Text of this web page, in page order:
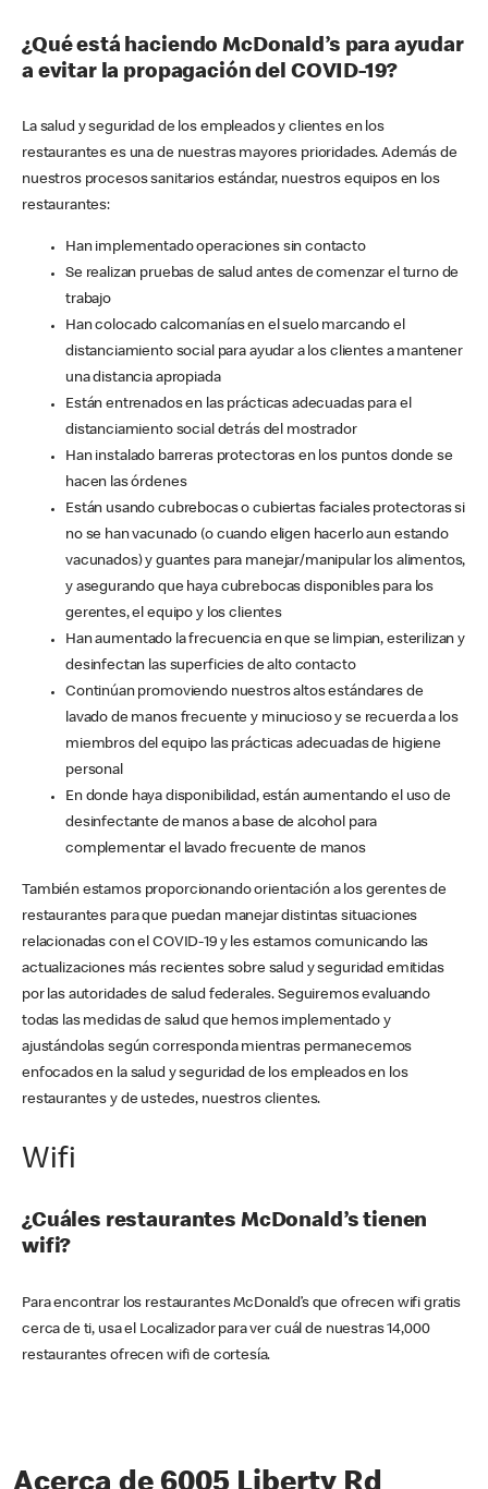
¿Qué está haciendo McDonald’s para ayudar
a evitar la propagación del COVID-19?
La salud y seguridad de los empleados y clientes en los
restaurantes es una de nuestras mayores prioridades. Además de
nuestros procesos sanitarios estándar, nuestros equipos en los
restaurantes:
Han implementado operaciones sin contacto
Se realizan pruebas de salud antes de comenzar el turno de
trabajo
Han colocado calcomanías en el suelo marcando el
distanciamiento social para ayudar a los clientes a mantener
una distancia apropiada
Están entrenados en las prácticas adecuadas para el
distanciamiento social detrás del mostrador
Han instalado barreras protectoras en los puntos donde se
hacen las órdenes
Están usando cubrebocas o cubiertas faciales protectoras si
no se han vacunado (o cuando eligen hacerlo aun estando
vacunados) y guantes para manejar/manipular los alimentos,
y asegurando que haya cubrebocas disponibles para los
gerentes, el equipo y los clientes
Han aumentado la frecuencia en que se limpian, esterilizan y
desinfectan las superficies de alto contacto
Continúan promoviendo nuestros altos estándares de
lavado de manos frecuente y minucioso y se recuerda a los
miembros del equipo las prácticas adecuadas de higiene
personal
En donde haya disponibilidad, están aumentando el uso de
desinfectante de manos a base de alcohol para
complementar el lavado frecuente de manos
También estamos proporcionando orientación a los gerentes de
restaurantes para que puedan manejar distintas situaciones
relacionadas con el COVID-19 y les estamos comunicando las
actualizaciones más recientes sobre salud y seguridad emitidas
por las autoridades de salud federales. Seguiremos evaluando
todas las medidas de salud que hemos implementado y
ajustándolas según corresponda mientras permanecemos
enfocados en la salud y seguridad de los empleados en los
restaurantes y de ustedes, nuestros clientes.
Wifi
¿Cuáles restaurantes McDonald’s tienen
wifi?
Para encontrar los restaurantes McDonald’s que ofrecen wifi gratis
cerca de ti, usa el Localizador para ver cuál de nuestras 14,000
restaurantes ofrecen wifi de cortesía.